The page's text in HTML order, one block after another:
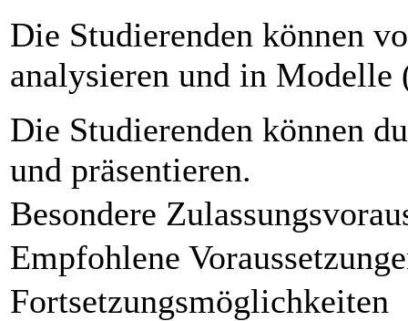
Die Studierenden können
analysieren und in
Die Studierenden können
und präsentieren.
Besondere
Empfohlene
Fortsetzungsmöglichkeiten